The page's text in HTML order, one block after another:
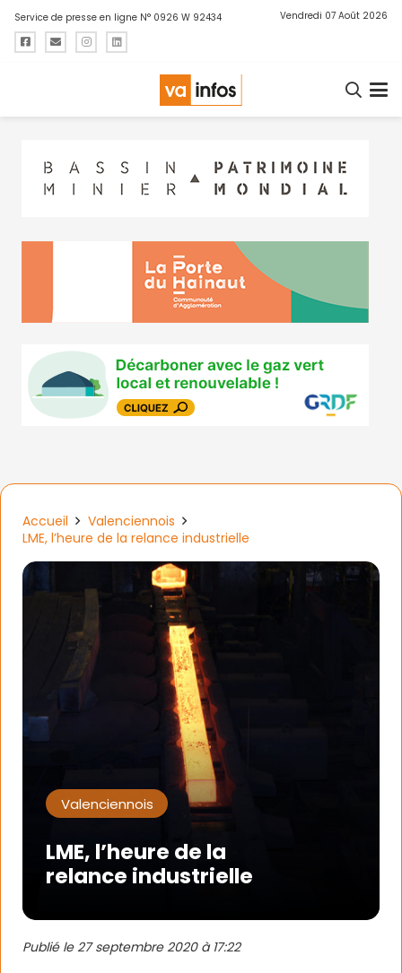
Service de presse en ligne N° 0926 W 92434 Vendredi 07 Août 2026
Accueil
Valenciennois
LME, l’heure de la relance industrielle
Valenciennois
LME, l’heure de la
relance industrielle
Publié le27 septembre 2020 à 17:22